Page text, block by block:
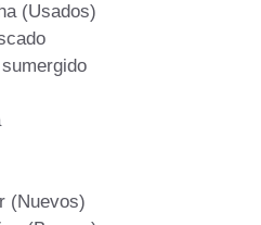
(Usados)
(Nuevos)